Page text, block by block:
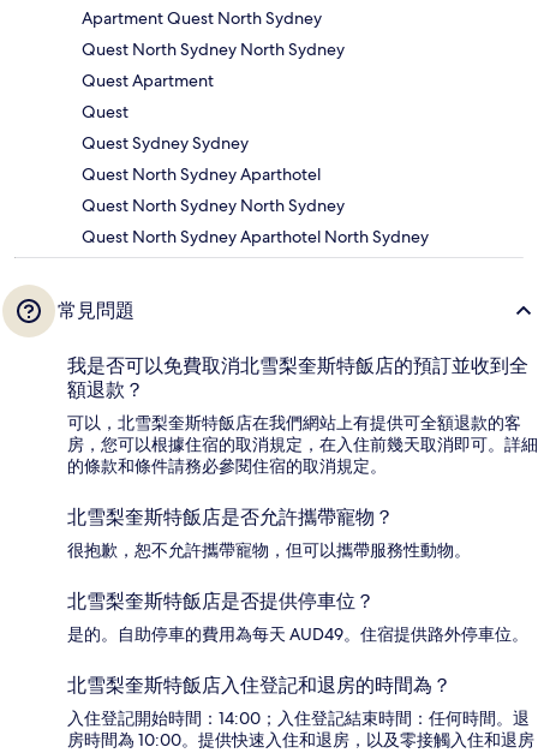
Apartment Quest North Sydney
Quest North Sydney North Sydney
Quest Apartment
Quest
Quest Sydney Sydney
Quest North Sydney Aparthotel
Quest North Sydney North Sydney
Quest North Sydney Aparthotel North Sydney
常見問題
我是否可以免費取消北雪梨奎斯特飯店的預訂並收到全
額退款？
可以，北雪梨奎斯特飯店在我們網站上有提供可全額退款的客
房，您可以根據住宿的取消規定，在入住前幾天取消即可。詳細
的條款和條件請務必參閱住宿的取消規定。
北雪梨奎斯特飯店是否允許攜帶寵物？
很抱歉，恕不允許攜帶寵物，但可以攜帶服務性動物。
北雪梨奎斯特飯店是否提供停車位？
是的。自助停車的費用為每天 AUD49。住宿提供路外停車位。
北雪梨奎斯特飯店入住登記和退房的時間為？
入住登記開始時間：14:00；入住登記結束時間：任何時間。退
房時間為 10:00。提供快速入住和退房，以及零接觸入住和退房